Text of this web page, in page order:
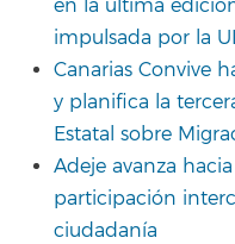
en la última
impulsada por la
Canarias Convive
y planifica la
Estatal sobre
Adeje avanza
participación
ciudadanía